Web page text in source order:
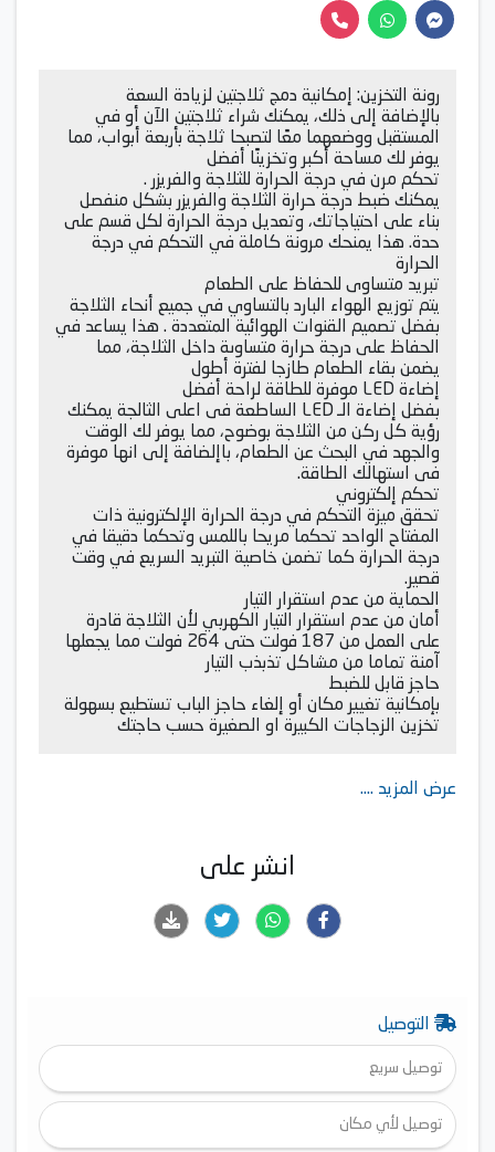
رونة التخزين: إمكانية دمج ثلاجتين لزيادة السعة
بالإضافة إلى ذلك، يمكنك شراء ثلاجتين الآن أو في
المستقبل ووضعهما معًا لتصبحا ثلاجة بأربعة أبواب، مما
يوفر لك مساحة أكبر وتخزينًا أفضل
تحكم مرن في درجة الحرارة للثلاجة والفريزر .
يمكنك ضبط درجة حرارة الثلاجة والفريزر بشكل منفصل
بناء على احتياجاتك، وتعديل درجة الحرارة لكل قسم على
حدة. هذا يمنحك مرونة كاملة في التحكم في درجة
الحرارة
تبريد متساوى للحفاظ على الطعام
يتم توزيع الهواء البارد بالتساوي في جميع أنحاء الثلاجة
بفضل تصميم القنوات الهوائية المتعددة . هذا يساعد في
الحفاظ على درجة حرارة متساوىة داخل الثلاجة، مما
يضمن بقاء الطعام طازجا لفترة أطول
إضاءة LED موفرة للطاقة لراحة أفضل
بفضل إضاءة الـ LED الساطعة فى اعلى الثالجة يمكنك
رؤية كل ركن من الثلاجة بوضوح، مما يوفر لك الوقت
والجهد في البحث عن الطعام، باإلضافة إلى انها موفرة
فى استهالك الطاقة.
تحكم إلكتروني
تحقق ميزة التحكم في درجة الحرارة الإلكترونية ذات
المفتاح الواحد تحكما مريحا باللمس وتحكما دقيقا في
درجة الحرارة كما تضمن خاصية التبريد السريع في وقت
قصير.
الحماية من عدم استقرار التيار
أمان من عدم استقرار التيار الكهربي لأن الثلاجة قادرة
على العمل من 187 فولت حتى 264 فولت مما يجعلها
آمنة تماما من مشاكل تذبذب التيار
حاجز قابل للضبط
بإمكانية تغيير مكان أو إلغاء حاجز الباب تستطيع بسهولة
تخزين الزجاجات الكبيرة او الصغيرة حسب حاجتك
عرض المزيد ....
انشر على
التوصيل
توصيل سريع
توصيل لأي مكان